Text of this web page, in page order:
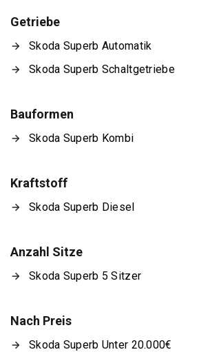
Getriebe
Skoda Superb Automatik
Skoda Superb Schaltgetriebe
Bauformen
Skoda Superb Kombi
Kraftstoff
Skoda Superb Diesel
Anzahl Sitze
Skoda Superb 5 Sitzer
Nach Preis
Skoda Superb Unter 20.000€